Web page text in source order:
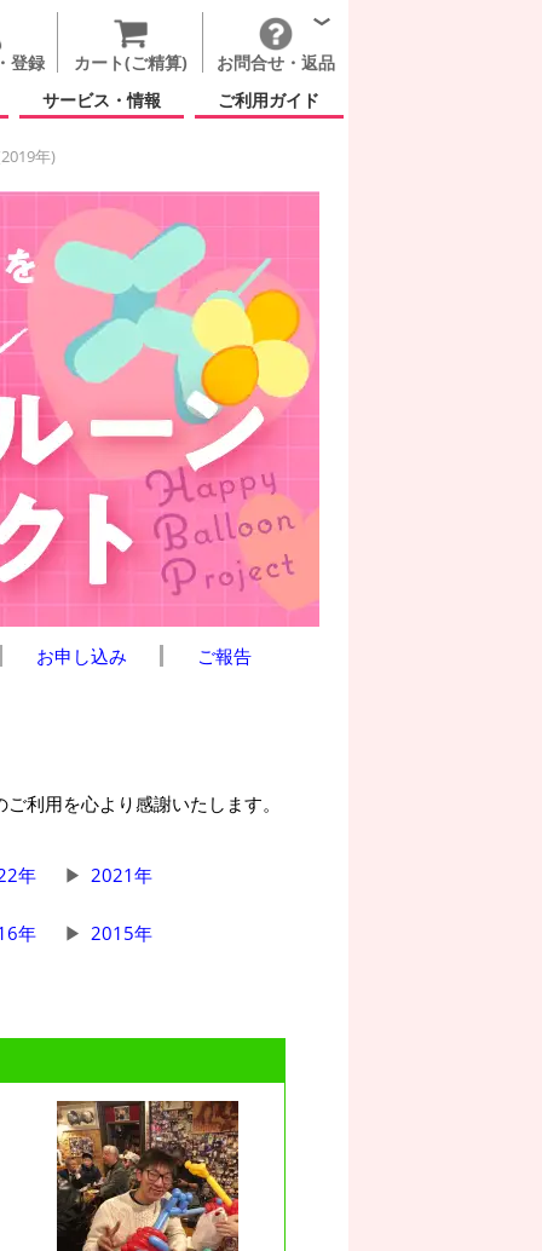
登録 カート(ご精算)
お問合せ・返品
サービス・情報
ご利用ガイド
年)
お申し込み ご報告
利用を心より感謝いたします。
年 2021年
年 2015年